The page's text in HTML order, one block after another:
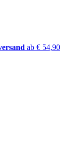
ab € 54,90